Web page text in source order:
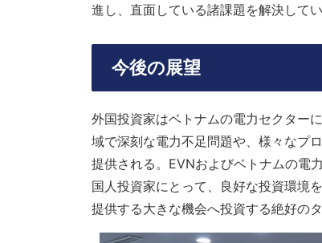
進し、直面している諸課題を解決してい
今後の展望
外国投資家はベトナムの電力セクター
域で深刻な電力不足問題や、様々なプ
提供される。EVNおよびベトナムの電
国人投資家にとって、良好な投資環境
提供する大きな機会へ投資する絶好の